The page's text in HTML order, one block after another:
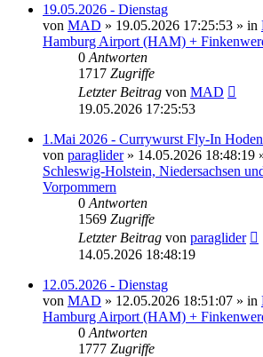
19.05.2026 - Dienstag
von MAD » 19.05.2026 17:25:53 » in
Hamburg Airport (HAM) +
0 Antworten
1717 Zugriffe
Letzter Beitrag von MAD
19.05.2026 17:25:53
1.Mai 2026 - Currywurst Fly-In
von paraglider» 14.05.2026 18:48:19
Schleswig-Holstein, Niedersachsen
Vorpommern
0 Antworten
1569 Zugriffe
Letzter Beitrag von paraglider
14.05.2026 18:48:19
12.05.2026 - Dienstag
von MAD » 12.05.2026 18:51:07 » in
Hamburg Airport (HAM) +
0 Antworten
1777 Zugriffe